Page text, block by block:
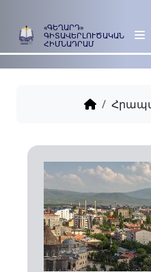
«ԳԵՂԱՐԴ»
ԳԻՏԱՎԵՐԼՈՒԾԱԿԱՆ
ՀԻՄՆԱԴՐԱՄ